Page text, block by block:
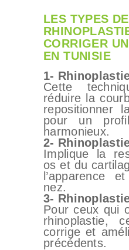
LES TYPES DE
CORRIGER
EN TUNISIE
1-
Cette
réduire la
repositionner
pour un
harmonieux.
2-
Implique la
os et du
l’apparence
nez.
3-
Pour ceux qui
rhinoplastie,
corrige et
précédents.